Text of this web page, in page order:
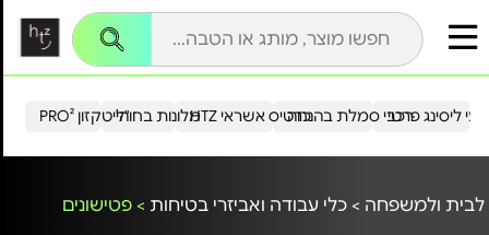
הייטקזון PRO²מלונות בחו"ל כרטיס אשראי HTZ ליסינג פרטירכבי סמלת בהנחה
לבית ולמשפחה > כלי עבודה ואביזרי בטיחות > פטישונים